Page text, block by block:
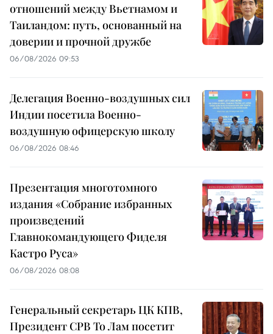
отношений между Вьетнамом и
Таиландом: путь, основанный на
доверии и прочной дружбе
06/08/2026 09:53
Делегация Военно-воздушных сил
Индии посетила Военно-
воздушную офицерскую школу
06/08/2026 08:46
Презентация многотомного
издания «Собрание избранных
произведений
Главнокомандующего Фиделя
Кастро Руса»
06/08/2026 08:08
Генеральный секретарь ЦК КПВ,
Президент СРВ То Лам посетит